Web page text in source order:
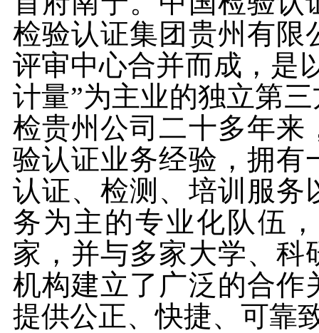
检验认证集团贵州有限
评审中心合并而成，是
计量”为主业的独立第
检贵州公司二十多年来
验认证业务经验，拥有
认证、检测、培训服务
务为主的专业化队伍
家，并与多家大学、科
机构建立了广泛的合作
提供公正、快捷、可靠